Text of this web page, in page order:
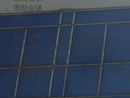
激励会谈
禅修
社区销售
餐饮销售（用于非营利目的）*
车库销售（用于非投资目的）*
音乐艺术家专辑发布*
画术家系列发布*
产品发布会*